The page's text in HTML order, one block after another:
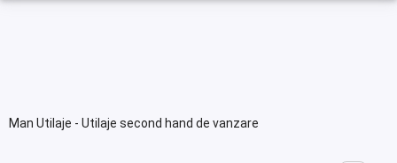
Man Utilaje - Utilaje second hand de vanzare